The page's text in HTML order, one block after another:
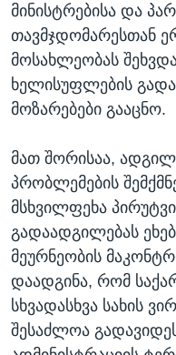
მინისტრებისა და
თავმჯდომარესთან
მოსახლეობას
ხელისუფლების
მოზარებები გააცნო.
მათ შორისაა,
პრობლემების
მსხვილფეხა
გადაადგილებას
მეურნეობის
დაადგინა, რომ
სხვადასხვა სახის
შესაძლოა